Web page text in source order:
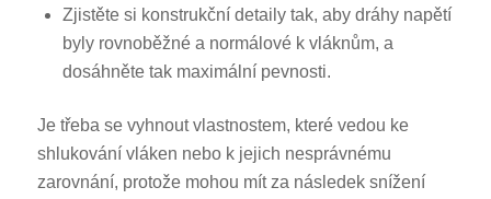
Zjistěte si konstrukční detaily tak, aby dráhy napětí
byly rovnoběžné a normálové k vláknům, a
dosáhněte tak maximální pevnosti.
Je třeba se vyhnout vlastnostem, které vedou ke
shlukování vláken nebo k jejich nesprávnému
zarovnání, protože mohou mít za následek snížení
TR
AR
JA
KO